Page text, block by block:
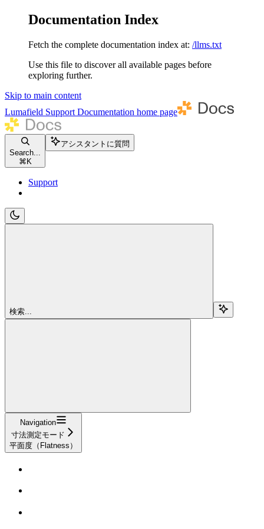
Documentation Index
Fetch the complete documentation index at: /llms.txt
Use this file to discover all available pages before
exploring further.
Skip to main content
Lumafield Support Documentation home page
Search...
⌘ K
アシスタントに質問
Support
検索...
Navigation
寸法測定モード
平面度（Flatness）